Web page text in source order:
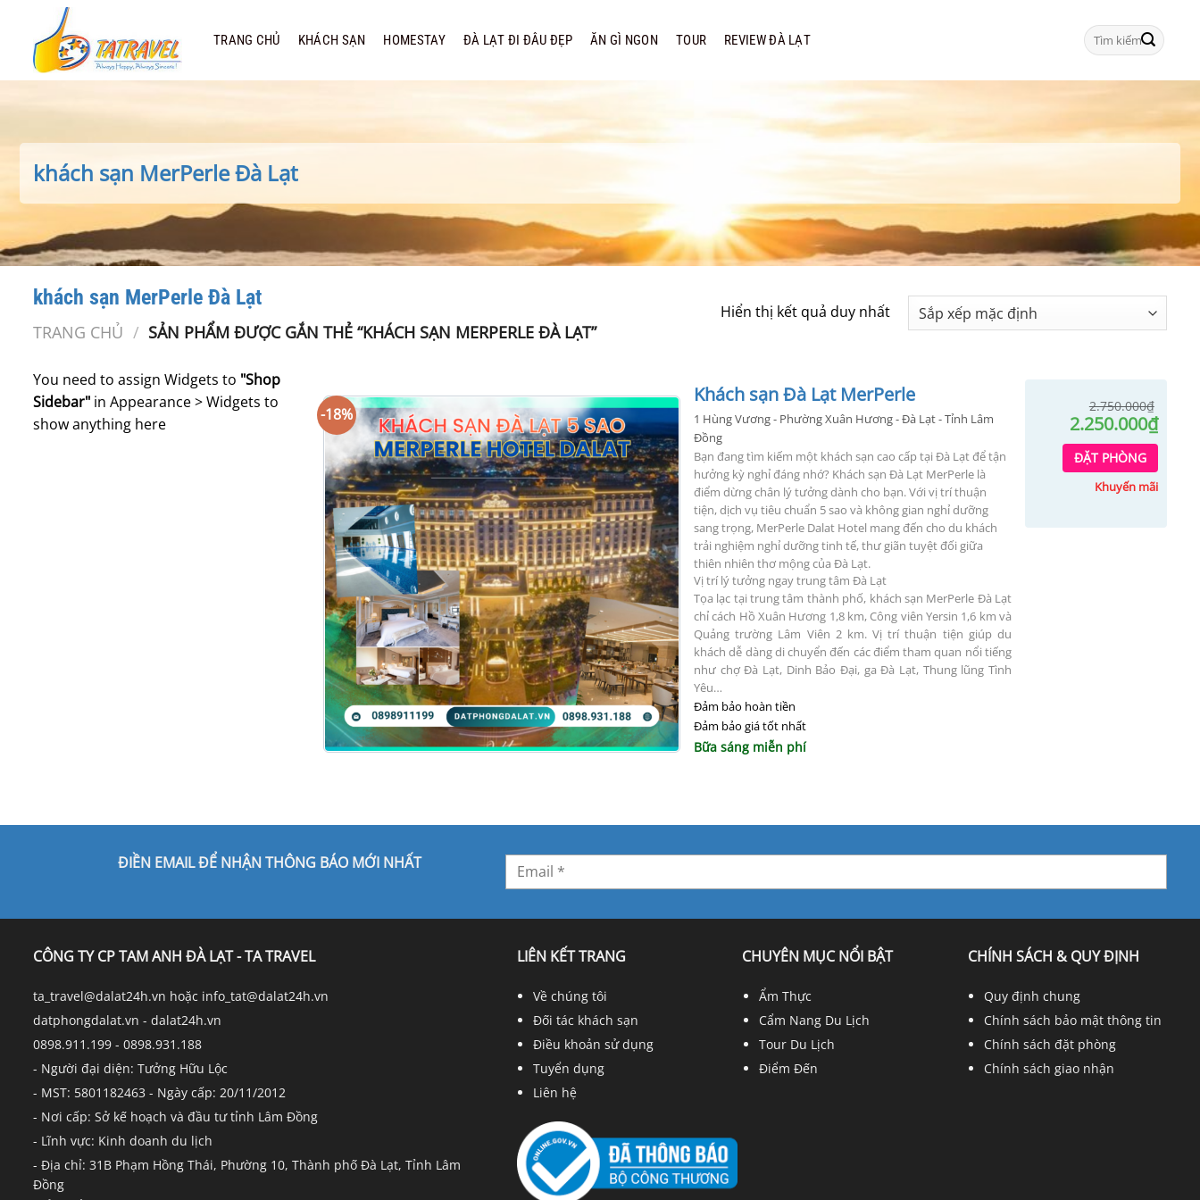
dung
TRANG CHỦ KHÁCH SẠN HOMESTAY ĐÀ LẠT ĐI ĐÂU ĐẸP ĂN GÌ NGON TOUR REVIEW ĐÀ LẠT
Tìm
kiếm:
khách sạn MerPerle Đà Lạt
khách sạn MerPerle Đà Lạt
TRANG CHỦ / SẢN PHẨM ĐƯỢC GẮN THẺ “KHÁCH SẠN MERPERLE ĐÀ LẠT”
Hiển thị kết quả duy nhất
You need to assign Widgets to "Shop
Sidebar" in Appearance > Widgets to
show anything here
-18%
Khách sạn Đà Lạt MerPerle
1 Hùng Vương - Phường Xuân Hương - Đà Lạt - Tỉnh Lâm
Đồng
Bạn đang tìm kiếm một khách sạn cao cấp tại Đà Lạtđể tận
hưởng kỳ nghỉ đáng nhớ? Khách sạn Đà Lạt MerPerle là
điểm dừng chân lý tưởng dành cho bạn. Với vị trí thuận
tiện, dịch vụ tiêu chuẩn 5 sao và không gian nghỉ dưỡng
sang trọng, MerPerle Dalat Hotel mang đến cho du khách
trải nghiệm nghỉ dưỡng tinh tế, thư giãn tuyệt đối giữa
thiên nhiên thơ mộng của Đà Lạt.
Vị trí lý tưởng ngay trung tâm Đà Lạt
Tọa lạc tại trung tâm thành phố, khách sạn MerPerle Đà Lạt
chỉ cách Hồ Xuân Hương 1,8 km, Công viên Yersin 1,6 km và
Quảng trường Lâm Viên 2 km. Vị trí thuận tiện giúp du
khách dễ dàng di chuyển đến các điểm tham quan nổi tiếng
như chợ Đà Lạt, Dinh Bảo Đại, ga Đà Lạt, Thung lũng Tình
Yêu…
Đảm bảo hoàn tiền
Đảm bảo giá tốt nhất
Bữa sáng miễn phí
2.750.000₫
Giá
gốc
là:
2.250.000₫
Giá
tại
là:
ĐẶT PHÒNG
Khuyến mãi
ĐIỀN EMAIL ĐỂ NHẬN THÔNG BÁO MỚI NHẤT
CÔNG TY CP TAM ANH ĐÀ LẠT - TA TRAVEL
ta_travel@dalat24h.vn hoặc info_tat@dalat24h.vn
datphongdalat.vn - dalat24h.vn
0898.911.199 - 0898.931.188
- Người đại diện: Tưởng Hữu Lộc
- MST: 5801182463 - Ngày cấp: 20/11/2012
- Nơi cấp: Sở kế hoạch và đầu tư tỉnh Lâm Đồng
- Lĩnh vực: Kinh doanh du lịch
- Địa chỉ: 31B Phạm Hồng Thái, Phường 10, Thành phố Đà Lạt, Tỉnh Lâm
Đồng
LIÊN KẾT TRANG
Về chúng tôi
Đối tác khách sạn
Điều khoản sử dụng
Tuyển dụng
Liên hệ
CHUYÊN MỤC NỔI BẬT
Ẩm Thực
Cẩm Nang Du Lịch
Tour Du Lịch
Điểm Đến
CHÍNH SÁCH & QUY ĐỊNH
Quy định chung
Chính sách bảo mật thông tin
Chính sách đặt phòng
Chính sách giao nhận